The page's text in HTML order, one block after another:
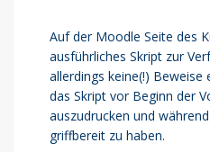
Auf der Moodle Seite des
ausführliches Skript zur
allerdings keine(!) Beweise
das Skript vor Beginn der
auszudrucken und
griffbereit zu haben.